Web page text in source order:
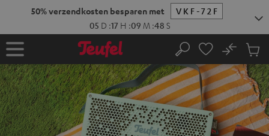
Home Zoeken
No